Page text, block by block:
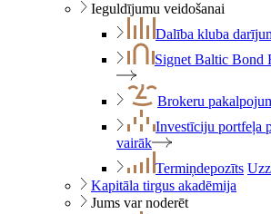
Ieguldījumu veidošanai
Dalība kluba
Signet Baltic Bond
Brokeru
Investīciju portfeļa
vairāk
Termiņdepozīts
Kapitāla tirgus akadēmija
Jums var noderēt